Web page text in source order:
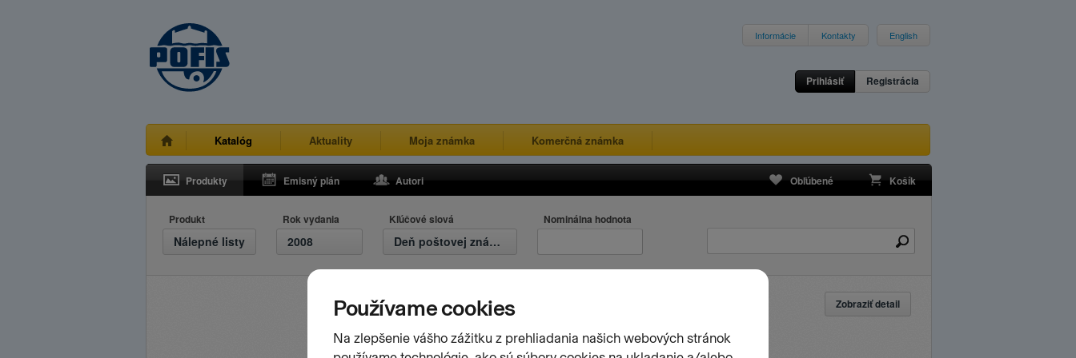
Informácie Kontakty English
Prihlásiť Registrácia
Katalóg Aktuality Moja známka Komerčná známka
Produkty Emisný plán Autori Obľúbené Košík
Produkt
Nálepné listy
Rok vydania
2008
Kľúčové slová
Deň poštovej známky
Nominálna hodnota
Zobraziť detail